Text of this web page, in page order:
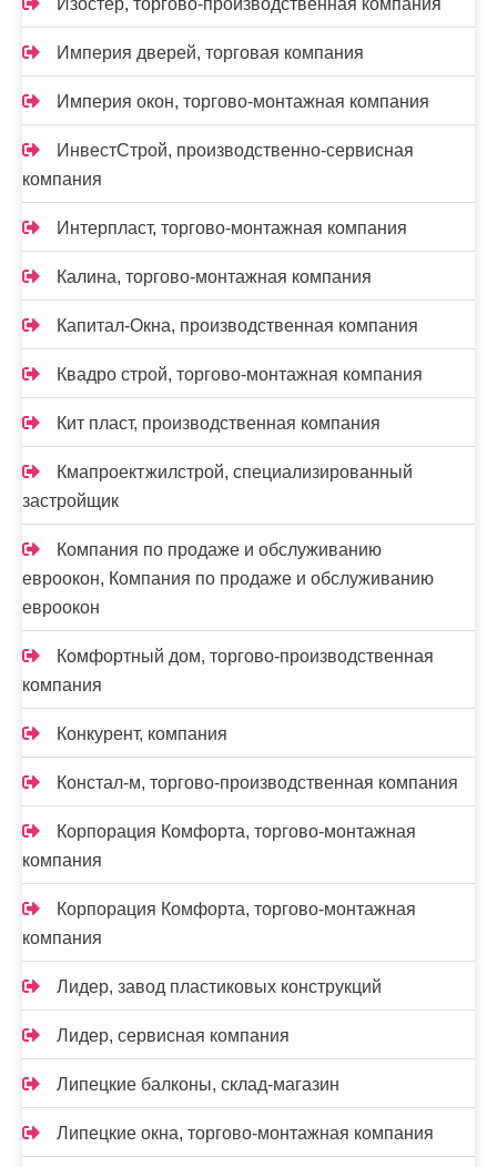
Изостер, торгово-производственная компания
Империя дверей, торговая компания
Империя окон, торгово-монтажная компания
ИнвестСтрой, производственно-сервисная
компания
Интерпласт, торгово-монтажная компания
Калина, торгово-монтажная компания
Капитал-Окна, производственная компания
Квадро строй, торгово-монтажная компания
Кит пласт, производственная компания
Кмапроектжилстрой, специализированный
застройщик
Компания по продаже и обслуживанию
евроокон, Компания по продаже и обслуживанию
евроокон
Комфортный дом, торгово-производственная
компания
Конкурент, компания
Констал-м, торгово-производственная компания
Корпорация Комфорта, торгово-монтажная
компания
Корпорация Комфорта, торгово-монтажная
компания
Лидер, завод пластиковых конструкций
Лидер, сервисная компания
Липецкие балконы, склад-магазин
Липецкие окна, торгово-монтажная компания